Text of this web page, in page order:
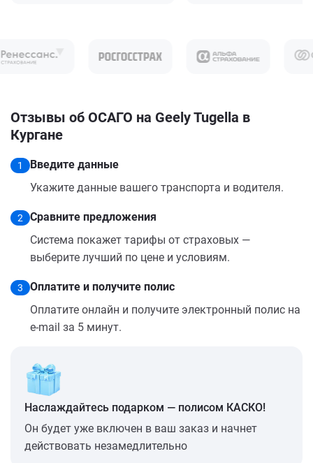
Отзывы об ОСАГО на Geely Tugella в
Кургане
1
Введите данные
Укажите данные вашего транспорта и водителя.
2
Сравните предложения
Система покажет тарифы от страховых —
выберите лучший по цене и условиям.
3
Оплатите и получите полис
Оплатите онлайн и получите электронный полис на
e-mail за 5 минут.
Наслаждайтесь подарком — полисом КАСКО!
Он будет уже включен в ваш заказ и начнет
действовать незамедлительно